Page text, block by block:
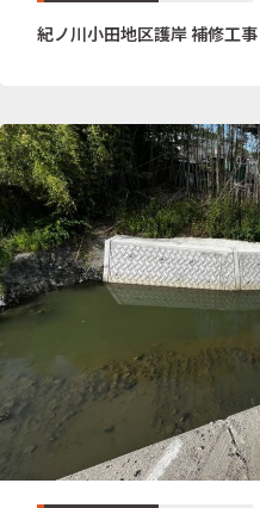
紀ノ川小田地区護岸 補修工事